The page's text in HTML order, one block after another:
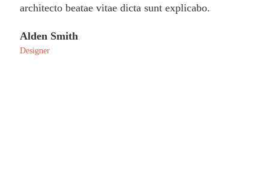
architecto beatae vitae dicta sunt explicabo.
Alden Smith
Designer